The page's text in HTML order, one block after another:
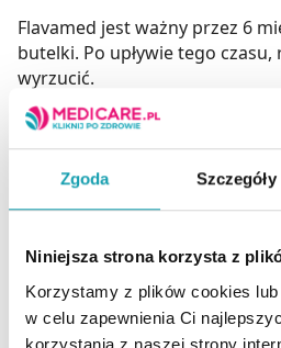
Zgoda Szczegóły
Niniejsza strona korzysta z
Korzystamy z plików cookies
w celu zapewnienia Ci
korzystania z naszej strony
Flavamed jest ważny przez 6
butelki. Po upływie tego
wyrzucić.
Flavamed – od
podać syrop dziecku?
po ukończeniu 1-ego roku
opakowaniu leku
miarka z podziałką, dzięki